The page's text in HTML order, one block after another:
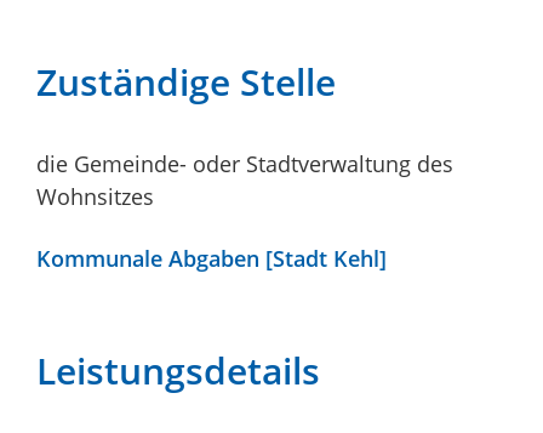
Zuständige Stelle
die Gemeinde- oder Stadtverwaltung des
Wohnsitzes
Kommunale Abgaben [Stadt Kehl]
Leistungsdetails